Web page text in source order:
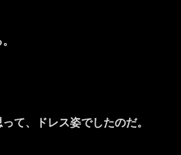
て、ドレス姿でしたのだ。